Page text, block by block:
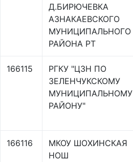
Д.БИРЮЧЕВКА
АЗНАКАЕВСКОГО
МУНИЦИПАЛЬНОГО
РАЙОНА РТ
166115
РГКУ "ЦЗН ПО
ЗЕЛЕНЧУКСКОМУ
МУНИЦИПАЛЬНОМУ
РАЙОНУ"
166116
МКОУ ШОХИНСКАЯ
НОШ